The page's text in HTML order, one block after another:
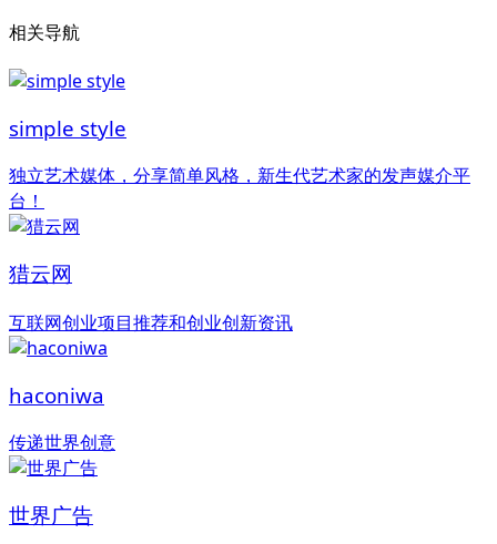
相关导航
simple style
独立艺术媒体，分享简单风格，新生代艺术家的发声媒介平
台！
猎云网
互联网创业项目推荐和创业创新资讯
haconiwa
传递世界创意
世界广告